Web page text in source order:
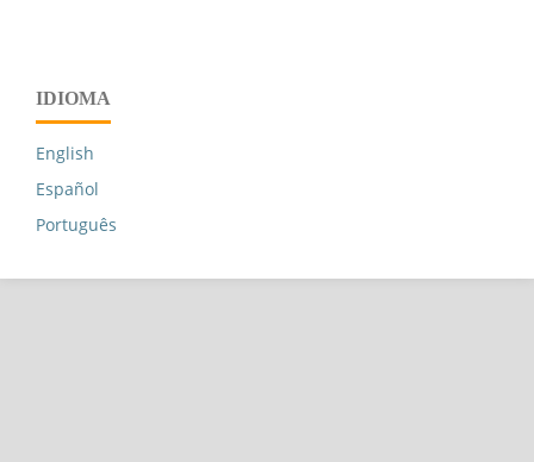
IDIOMA
English
Español
Português